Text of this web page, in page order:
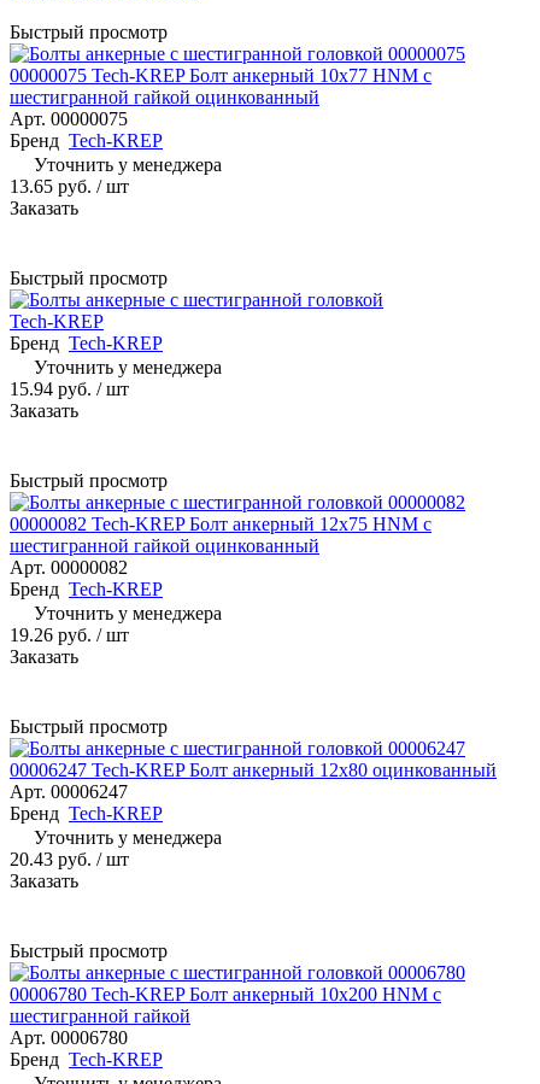
Быстрый просмотр
00000075 Tech-KREP Болт анкерный 10х77 HNM с
шестигранной гайкой оцинкованный
Арт. 00000075
Бренд Tech-KREP
Уточнить у менеджера
13.65 руб. / шт
Заказать
Быстрый просмотр
Tech-KREP
Бренд Tech-KREP
Уточнить у менеджера
15.94 руб. / шт
Заказать
Быстрый просмотр
00000082 Tech-KREP Болт анкерный 12х75 HNM с
шестигранной гайкой оцинкованный
Арт. 00000082
Бренд Tech-KREP
Уточнить у менеджера
19.26 руб. / шт
Заказать
Быстрый просмотр
00006247 Tech-KREP Болт анкерный 12х80 оцинкованный
Арт. 00006247
Бренд Tech-KREP
Уточнить у менеджера
20.43 руб. / шт
Заказать
Быстрый просмотр
00006780 Tech-KREP Болт анкерный 10х200 HNM с
шестигранной гайкой
Арт. 00006780
Бренд Tech-KREP